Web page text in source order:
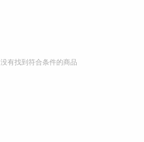
没有找到符合条件的商品